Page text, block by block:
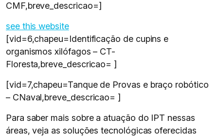
CMF,breve_descricao=]
see this website
[vid=6,chapeu=Identificação de cupins e
organismos xilófagos – CT-
Floresta,breve_descricao= ]
[vid=7,chapeu=Tanque de Provas e braço robótico
– CNaval,breve_descricao= ]
Para saber mais sobre a atuação do IPT nessas
áreas, veja as soluções tecnológicas oferecidas